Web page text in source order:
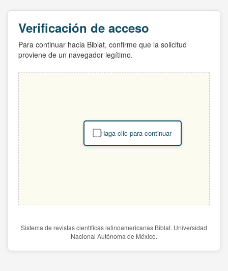
Verificación de acceso
Para continuar hacia Biblat, confirme que la solicitud
proviene de un navegador legítimo.
Haga clic para continuar
Sistema de revistas científicas latinoamericanas Biblat. Universidad
Nacional Autónoma de México.